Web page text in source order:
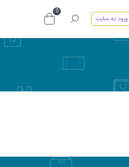
ورود به سایت
0